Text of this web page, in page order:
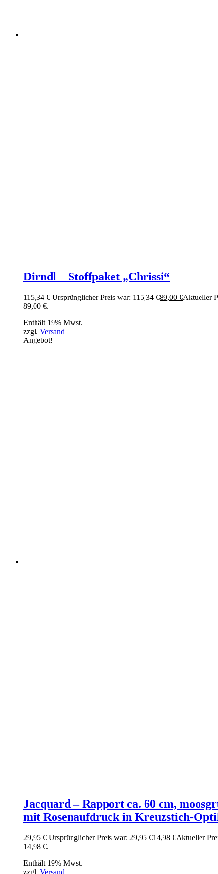
Dirndl – Stoffpaket „Chrissi“
115,34€ Ursprünglicher Preis war: 115,34 €89,00 €Aktueller
89,00 €.
Enthält 19% Mwst.
zzgl. Versand
Angebot!
Jacquard – Rapport ca. 60 cm,
mit Rosenaufdruck in Kreuzstich-
29,95€ Ursprünglicher Preis war: 29,95 €14,98 €Aktueller
14,98 €.
Enthält 19% Mwst.
zzgl. Versand